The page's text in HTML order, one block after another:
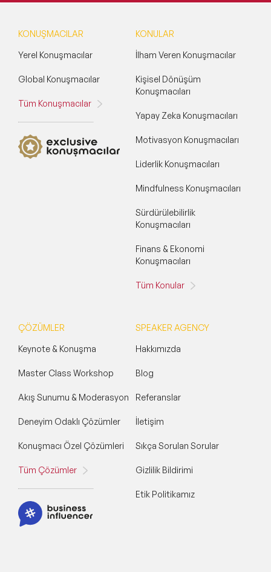
yaratmayı ve sağlıklı yaşamı teşvik etmeyi
KONUŞMACILAR
Yerel Konuşmacılar
Global Konuşmacılar
Tüm Konuşmacılar
KONULAR
İlham Veren Konuşmacılar
Kişisel Dönüşüm
Konuşmacıları
Yapay Zeka Konuşmacıları
Motivasyon Konuşmacıları
Liderlik Konuşmacıları
Mindfulness Konuşmacıları
Sürdürülebilirlik
Konuşmacıları
Finans & Ekonomi
Konuşmacıları
Tüm Konular
ÇÖZÜMLER
Keynote & Konuşma
Master Class Workshop
Akış Sunumu & Moderasyon
Deneyim Odaklı Çözümler
Konuşmacı Özel Çözümleri
Tüm Çözümler
SPEAKER AGENCY
Hakkımızda
Blog
Referanslar
İletişim
Sıkça Sorulan Sorular
Gizlilik Bildirimi
Etik Politikamız